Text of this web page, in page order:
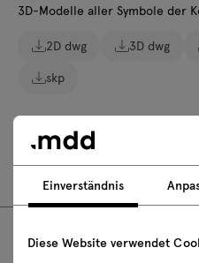
3D-Modelle aller Symbole der
2D dwg 3D dwg
skp
Montageanleitungen
N3NL01F
Einverständnis
Diese Website verwendet